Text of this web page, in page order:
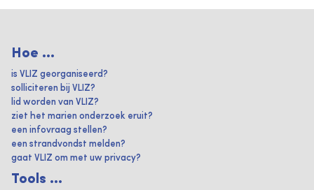
Hoe ...
is VLIZ georganiseerd?
solliciteren bij VLIZ?
lid worden van VLIZ?
ziet het marien onderzoek eruit?
een infovraag stellen?
een strandvondst melden?
gaat VLIZ om met uw privacy?
Tools ...